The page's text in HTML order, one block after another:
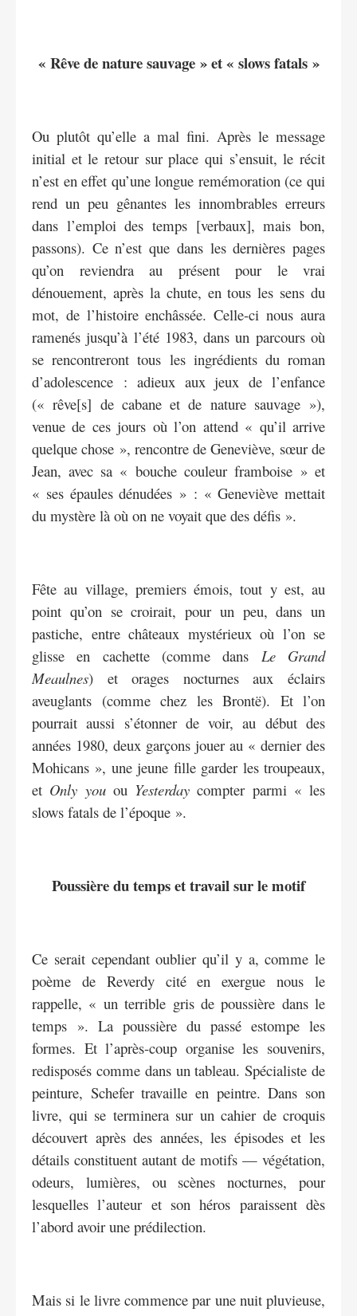
« Rêve de nature sauvage » et « slows fatals »
Ou plutôt qu’elle a mal fini. Après le message
initial et le retour sur place qui s’ensuit, le récit
n’est en effet qu’une longue remémoration (ce qui
rend un peu gênantes les innombrables erreurs
dans l’emploi des temps [verbaux], mais bon,
passons). Ce n’est que dans les dernières pages
qu’on reviendra au présent pour le vrai
dénouement, après la chute, en tous les sens du
mot, de l’histoire enchâssée. Celle-ci nous aura
ramenés jusqu’à l’été 1983, dans un parcours où
se rencontreront tous les ingrédients du roman
d’adolescence : adieux aux jeux de l’enfance
(« rêve[s] de cabane et de nature sauvage »),
venue de ces jours où l’on attend « qu’il arrive
quelque chose », rencontre de Geneviève, sœur de
Jean, avec sa « bouche couleur framboise » et
« ses épaules dénudées » : « Geneviève mettait
du mystère là où on ne voyait que des défis ».
Fête au village, premiers émois, tout y est, au
point qu’on se croirait, pour un peu, dans un
pastiche, entre châteaux mystérieux où l’on se
glisse en cachette (comme dans Le Grand
Meaulnes) et orages nocturnes aux éclairs
aveuglants (comme chez les Brontë). Et l’on
pourrait aussi s’étonner de voir, au début des
années 1980, deux garçons jouer au « dernier des
Mohicans », une jeune fille garder les troupeaux,
et Only youou Yesterday compter parmi « les
slows fatals de l’époque ».
Poussière du temps et travail sur le motif
Ce serait cependant oublier qu’il y a, comme le
poème de Reverdy cité en exergue nous le
rappelle, « un terrible gris de poussière dans le
temps ». La poussière du passé estompe les
formes. Et l’après-coup organise les souvenirs,
redisposés comme dans un tableau. Spécialiste de
peinture, Schefer travaille en peintre. Dans son
livre, qui se terminera sur un cahier de croquis
découvert après des années, les épisodes et les
détails constituent autant de motifs — végétation,
odeurs, lumières, ou scènes nocturnes, pour
lesquelles l’auteur et son héros paraissent dès
l’abord avoir une prédilection.
Mais si le livre commence par une nuit pluvieuse,